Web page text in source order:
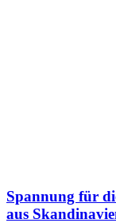
Spannung für
aus